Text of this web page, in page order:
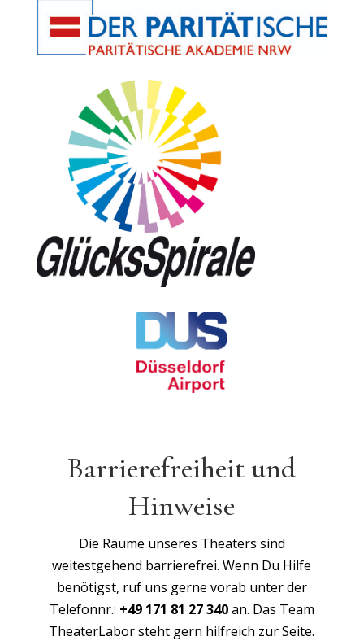
Barrierefreiheit und
Hinweise
Die Räume unseres Theaters sind
weitestgehend barrierefrei. Wenn Du Hilfe
benötigst, ruf uns gerne vorab unter der
Telefonnr.: +49 171 81 27 340an. Das Team
TheaterLabor steht gern hilfreich zur Seite.